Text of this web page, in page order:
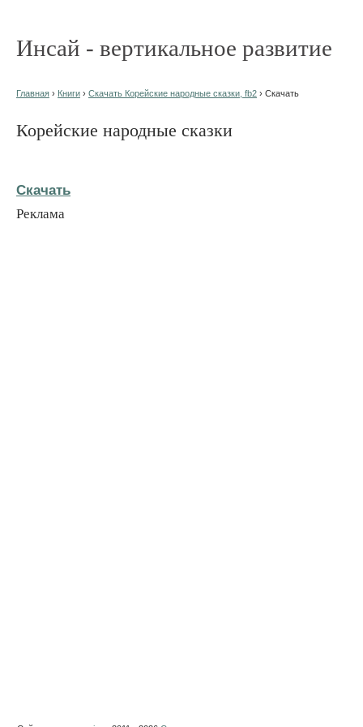
Инсай - вертикальное развитие
Главная › Книги › Скачать Корейские народные сказки, fb2 › Скачать
Корейские народные сказки
Скачать
Реклама